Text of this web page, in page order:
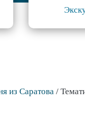
из Саратова /